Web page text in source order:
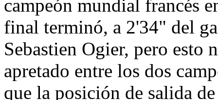
campeón mundial francés
final terminó, a 2'34" del
Sebastien Ogier, pero esto
apretado entre los dos
que la posición de salida